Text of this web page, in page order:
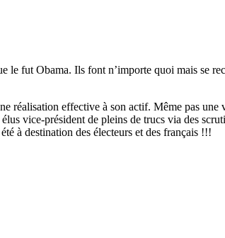
fut Obama. Ils font n’importe quoi mais se
réalisation effective à son actif. Même pas
vice-président de pleins de trucs via des
à destination des électeurs et des français !!!